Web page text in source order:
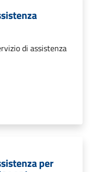
di assistenza
per